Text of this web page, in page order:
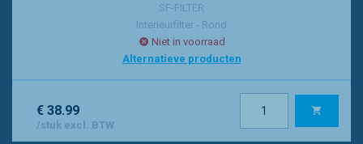
SF-FILTER
Interieurfilter - Rond
Niet in voorraad
Alternatieve producten
€ 38.99
/stuk excl. BTW